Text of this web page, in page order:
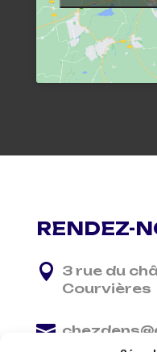
RENDEZ-
 3 rue du
Courvières
